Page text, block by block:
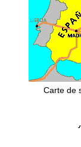
Carte de